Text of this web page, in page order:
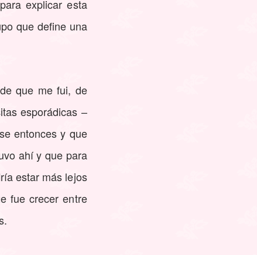
explicar esta
que define una
que me fui, de
esporádicas –
entonces y que
ahí y que para
estar más lejos
fue crecer entre